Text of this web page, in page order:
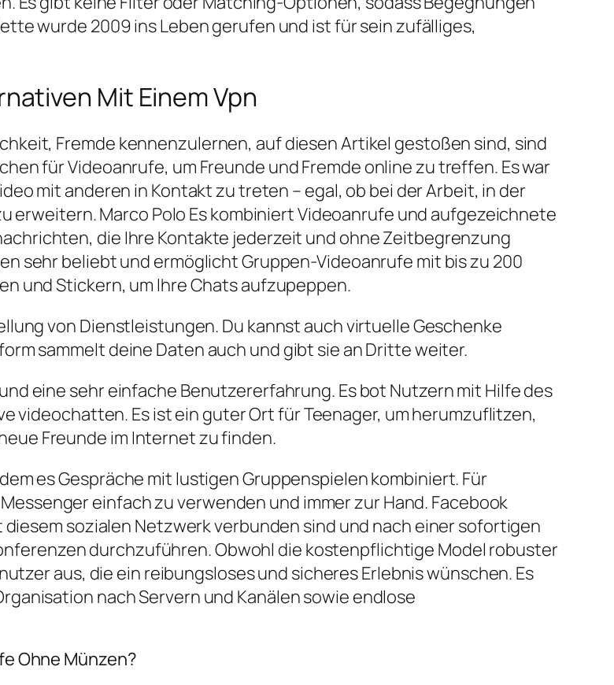
wurde 2009 ins Leben gerufen und ist für sein zufälliges,
Mit Einem Vpn
Fremde kennenzulernen, auf diesen Artikel gestoßen sind, sind
für Videoanrufe, um Freunde und Fremde online zu treffen. Es war
mit anderen in Kontakt zu treten – egal, ob bei der Arbeit, in der
erweitern. Marco Polo Es kombiniert Videoanrufe und aufgezeichnete
die Ihre Kontakte jederzeit und ohne Zeitbegrenzung
sehr beliebt und ermöglicht Gruppen-Videoanrufe mit bis zu 200
und Stickern, um Ihre Chats aufzupeppen.
von Dienstleistungen. Du kannst auch virtuelle Geschenke
sammelt deine Daten auch und gibt sie an Dritte weiter.
eine sehr einfache Benutzererfahrung. Es bot Nutzern mit Hilfe des
videochatten. Es ist ein guter Ort für Teenager, um herumzuflitzen,
Freunde im Internet zu finden.
es Gespräche mit lustigen Gruppenspielen kombiniert. Für
einfach zu verwenden und immer zur Hand. Facebook
sozialen Netzwerk verbunden sind und nach einer sofortigen
durchzuführen. Obwohl die kostenpflichtige Model robuster
aus, die ein reibungsloses und sicheres Erlebnis wünschen. Es
nach Servern und Kanälen sowie endlose
Ohne Münzen?